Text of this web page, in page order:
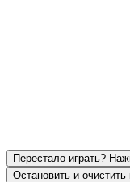
Перестало играть?
Остановить и очистить